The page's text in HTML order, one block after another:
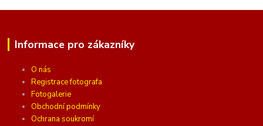
Informace pro zákazníky
O nás
Registrace fotografa
Fotogalerie
Obchodní podmínky
Ochrana soukromí